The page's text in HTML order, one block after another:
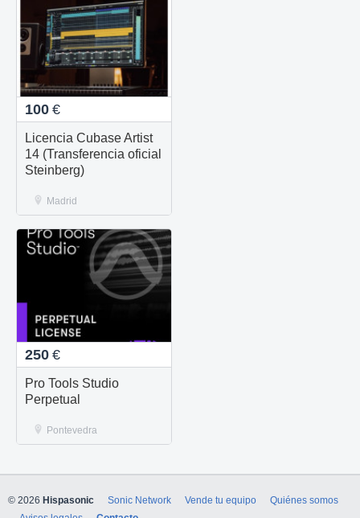
100 €
Licencia Cubase Artist
14 (Transferencia oficial
Steinberg)
Madrid
250 €
Pro Tools Studio
Perpetual
Pontevedra
© 2026 Hispasonic Sonic Network Vende tu equipo
Quiénes somos